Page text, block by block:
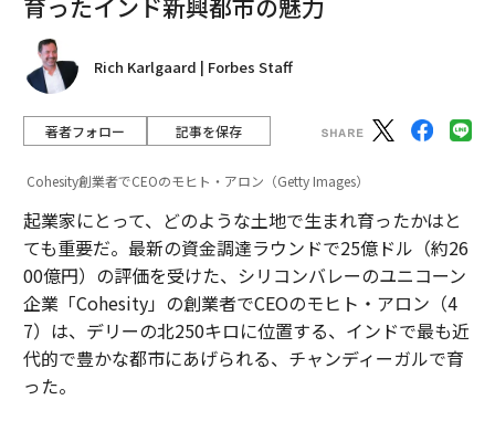
育ったインド新興都市の魅力
Rich Karlgaard | Forbes Staff
著者フォロー 記事を保存
Cohesity創業者でCEOのモヒト・アロン（Getty Images）
起業家にとって、どのような土地で生まれ育ったかはと
ても重要だ。最新の資金調達ラウンドで25億ドル（約26
00億円）の評価を受けた、シリコンバレーのユニコーン
企業「Cohesity」の創業者でCEOのモヒト・アロン（4
7）は、デリーの北250キロに位置する、インドで最も近
代的で豊かな都市にあげられる、チャンディーガルで育
った。